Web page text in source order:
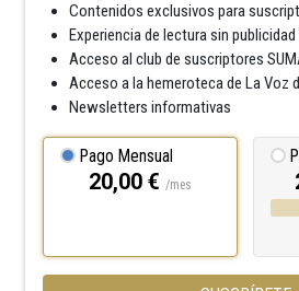
Contenidos exclusivos para
Experiencia de lectura sin
Acceso al club de suscriptores
Acceso a la hemeroteca de La Voz
Newsletters informativas
Pago Mensual
20,00 € /mes